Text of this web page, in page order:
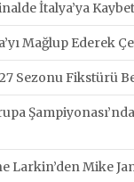
İtalya’ya
Mağlup Ederek
Sezonu Fikstürü
Larkin’den Mike